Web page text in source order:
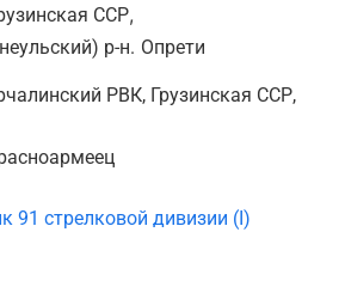
ССР,
р-н. Опрети
РВК, Грузинская ССР,
91 стрелковой дивизии (I)